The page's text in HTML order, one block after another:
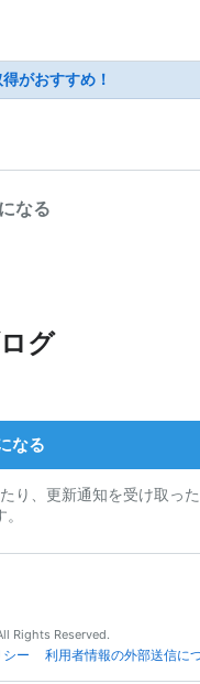
がおすすめ！
なる
グ
なる
り、更新通知を受け取っ
Rights Reserved.
シー 利用者情報の外部送信に